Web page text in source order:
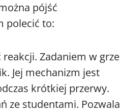
pójść
polecić to:
Zadaniem w grze
Jej mechanizm jest
krótkiej przerwy.
ze studentami. Pozwala